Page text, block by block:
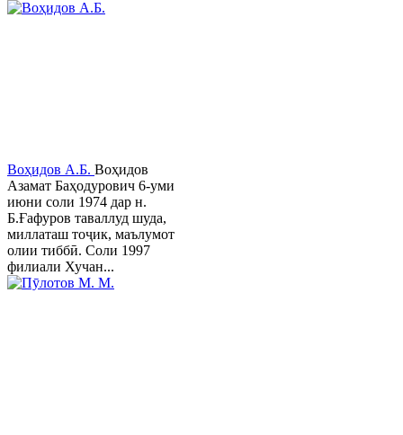
Воҳидов А.Б. Воҳидов
Азамат Баҳодурович 6-уми
июни соли 1974 дар н.
Б.Ғафуров таваллуд шуда,
миллаташ тоҷик, маълумот
олии тиббӣ. Соли 1997
филиали Хучан...